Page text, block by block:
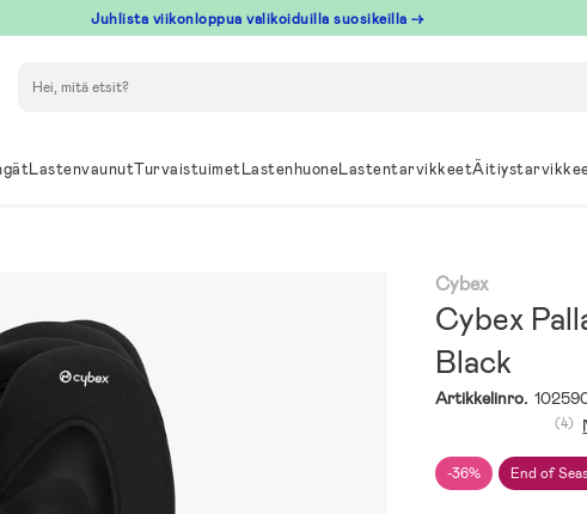
Juhlista viikonloppua valikoiduilla suosikeilla →
LastenvaunutTurvaistuimetLastenhuoneLastentarvikkeet
Cybex
Cybex
Black
Artikkelinro.
-36% End of
(4)